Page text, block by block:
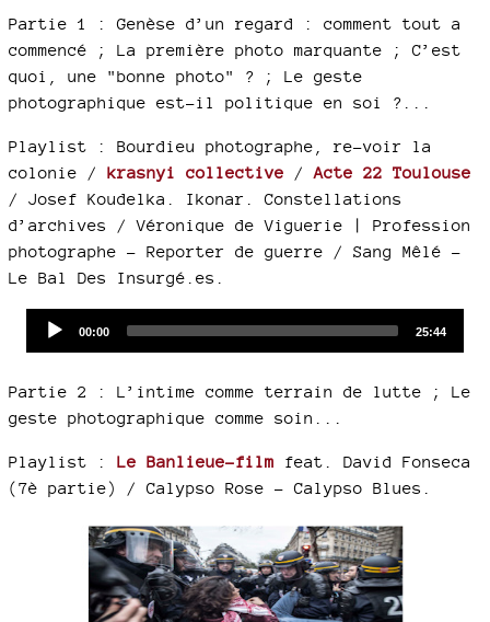
Partie 1 : Genèse d’un regard : comment tout a
commencé ; La première photo marquante ; C’est
quoi, une "bonne photo" ? ; Le geste
photographique est-il politique en soi ?...
Playlist : Bourdieu photographe, re-voir la
colonie / krasnyi collective / Acte 22 Toulouse
/ Josef Koudelka. Ikonar. Constellations
d’archives / Véronique de Viguerie | Profession
photographe - Reporter de guerre / Sang Mêlé -
Le Bal Des Insurgé.es.
Current
00:00
Total
25:44
Partie 2 : L’intime comme terrain de lutte ; Le
geste photographique comme soin...
Playlist : Le Banlieue-film feat. David Fonseca
(7è partie) / Calypso Rose - Calypso Blues.